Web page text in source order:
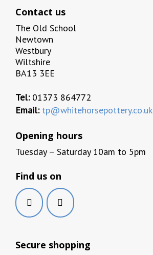
Contact us
The Old School
Newtown
Westbury
Wiltshire
BA13 3EE
Tel:01373 864772
Email: tp@whitehorsepottery.co.uk
Opening hours
Tuesday – Saturday 10am to 5pm
Find us on
Secure shopping